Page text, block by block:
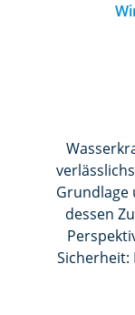
Grundlage
dessen
Sicherheit: